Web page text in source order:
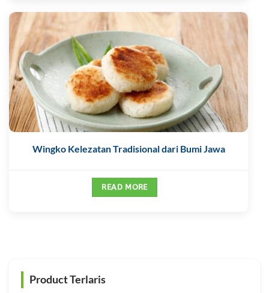
Wingko Kelezatan Tradisional dari Bumi Jawa
READ MORE
Product Terlaris